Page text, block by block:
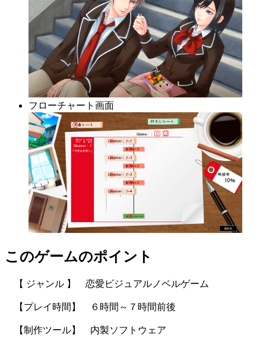
フローチャート画面
このゲームのポイント
【 ジャンル 】 恋愛ビジュアルノベルゲーム
【プレイ時間】 ６時間～７時間前後
【制作ツール】 内製ソフトウェア